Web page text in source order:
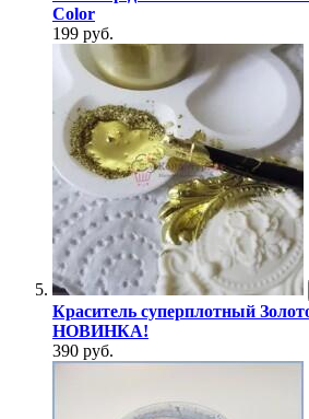
Color
199 руб.
Краситель суперплотный
НОВИНКА!
390 руб.